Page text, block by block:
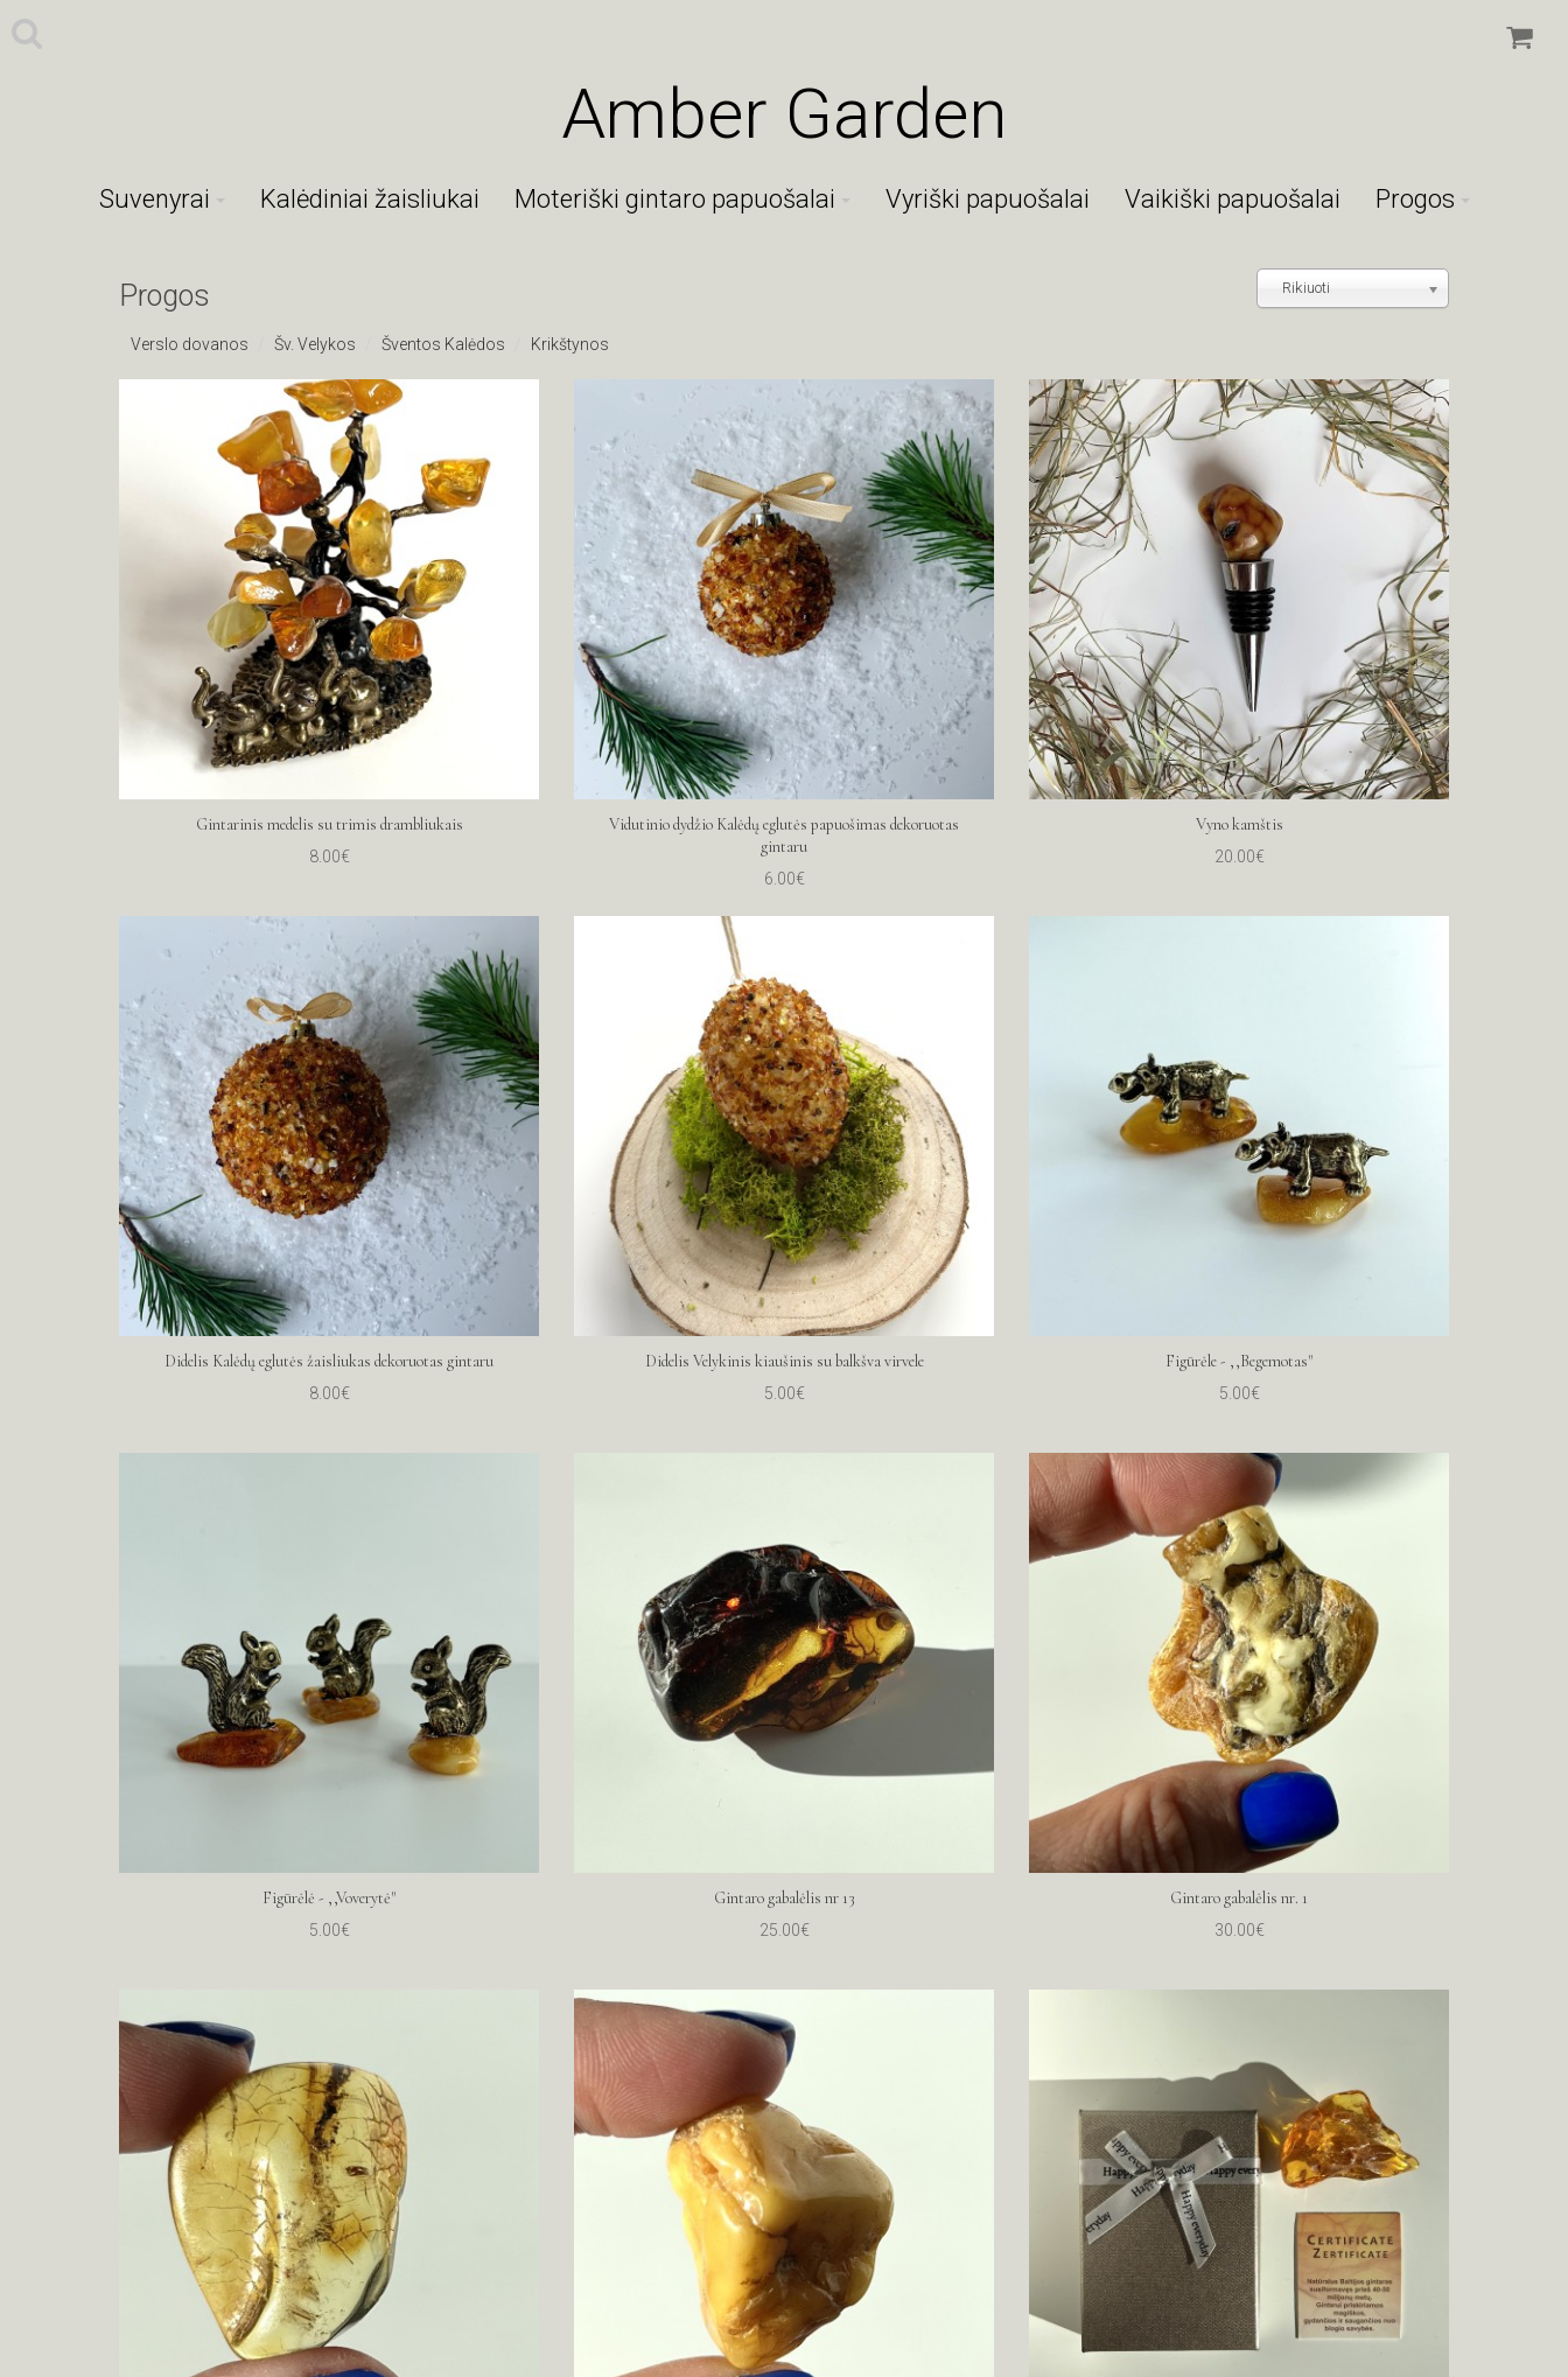
Amber Garden
Suvenyrai Kalėdiniai žaisliukai Moteriški gintaro papuošalai Vyriški papuošalai Vaikiški papuošalai Progos
Progos Rikiuoti
Verslo dovanos Šv. Velykos Šventos Kalėdos Krikštynos
Gintarinis medelis su trimis drambliukais
8.00€
Vidutinio dydžio Kalėdų eglutės papuošimas dekoruotas
gintaru
6.00€
Vyno kamštis
20.00€
Didelis Kalėdų eglutės žaisliukas dekoruotas gintaru
8.00€
Didelis Velykinis kiaušinis su balkšva virvele
5.00€
Figūrėle - ,,Begemotas"
5.00€
Figūrėlė - ,,Voverytė"
5.00€
Gintaro gabalėlis nr 13
25.00€
Gintaro gabalėlis nr. 1
30.00€